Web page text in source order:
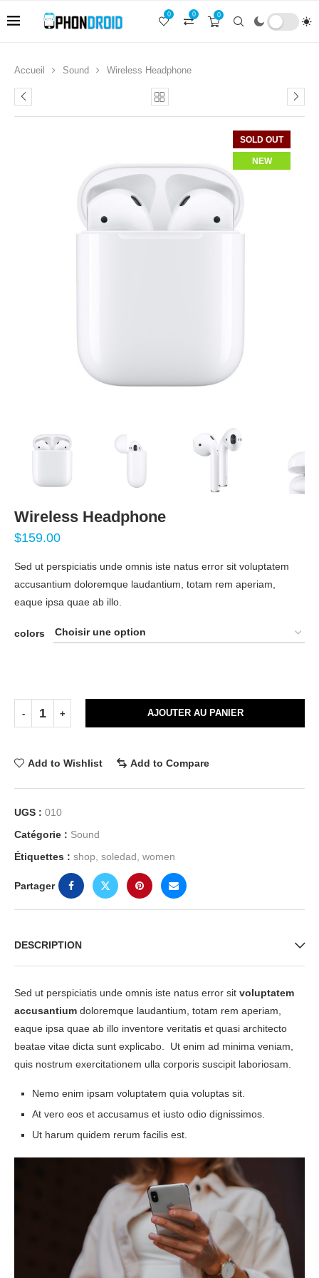
0
0
0
Accueil Sound Wireless Headphone
SOLD OUT
NEW
Wireless Headphone
$159.00
Sed ut perspiciatis unde omnis iste natus error sit voluptatem
accusantium doloremque laudantium, totam rem aperiam,
eaque ipsa quae ab illo.
colors
AJOUTER AU PANIER
Add to Wishlist Add to Compare
UGS : 010
Catégorie : Sound
Étiquettes : shop soledad women
Partager
DESCRIPTION
Sed ut perspiciatis unde omnis iste natus error sit voluptatem
accusantium doloremque laudantium, totam rem aperiam,
eaque ipsa quae ab illo inventore veritatis et quasi architecto
beatae vitae dicta sunt explicabo. Ut enim ad minima veniam,
quis nostrum exercitationem ulla corporis suscipit laboriosam.
Nemo enim ipsam voluptatem quia voluptas sit.
At vero eos et accusamus et iusto odio dignissimos.
Ut harum quidem rerum facilis est.